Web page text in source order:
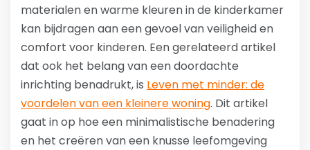
materialen en warme kleuren in de kinderkamer
kan bijdragen aan een gevoel van veiligheid en
comfort voor kinderen. Een gerelateerd artikel
dat ook het belang van een doordachte
inrichting benadrukt, is Leven met minder: de
voordelen van een kleinere woning. Dit artikel
gaat in op hoe een minimalistische benadering
en het creëren van een knusse leefomgeving